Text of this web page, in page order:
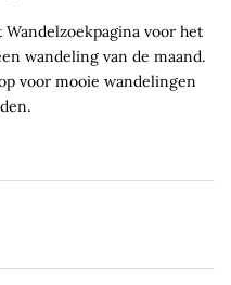
voor het
wandeling van de maand.
voor mooie wandelingen